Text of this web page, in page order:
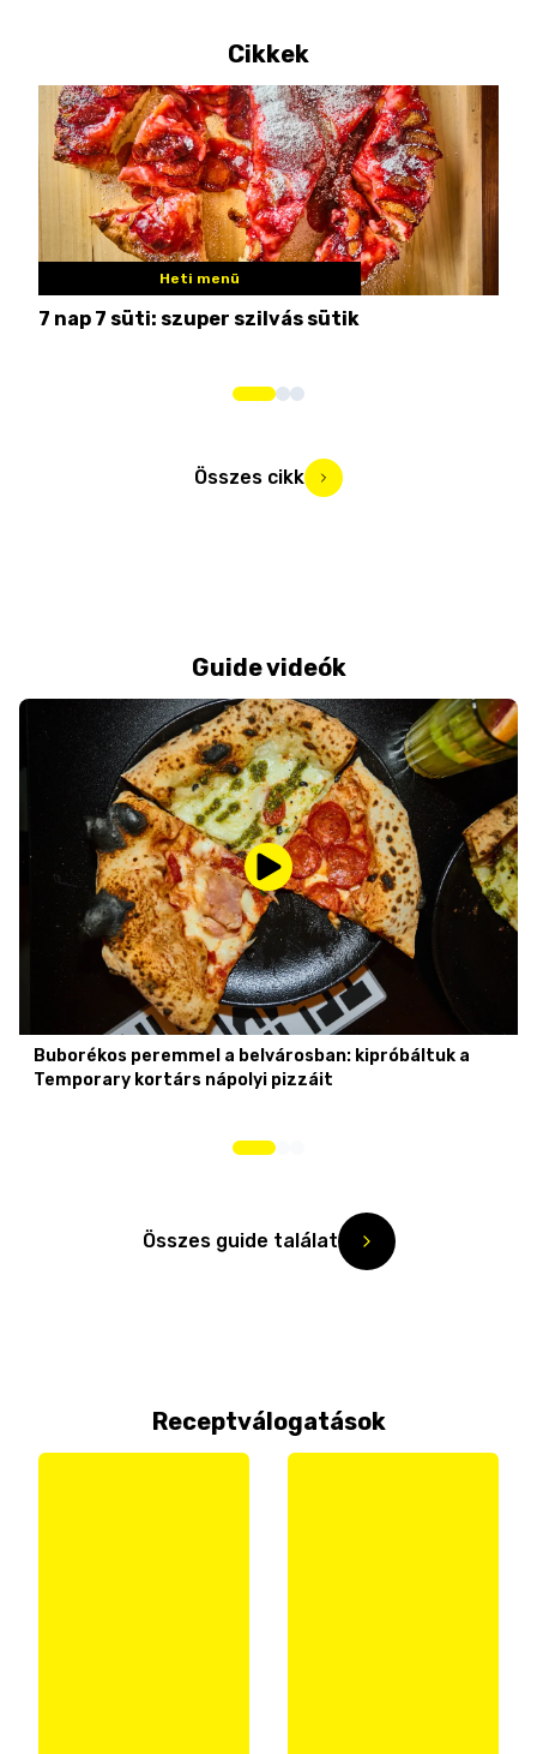
Cikkek
Heti menü
7 nap 7 süti: szuper szilvás sütik
Összes cikk
Guide videók
Buborékos peremmel a belvárosban: kipróbáltuk a
Temporary kortárs nápolyi pizzáit
Összes guide találat
Receptválogatások